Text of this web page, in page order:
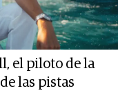
el piloto de la
las pistas